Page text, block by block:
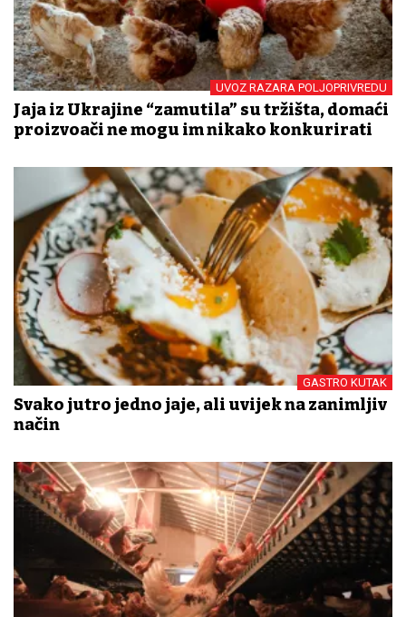
UVOZ RAZARA POLJOPRIVREDU
Jaja iz Ukrajine “zamutila” su tržišta, domaći
proizvođači ne mogu im nikako konkurirati
GASTRO KUTAK
Svako jutro jedno jaje, ali uvijek na zanimljiv
način